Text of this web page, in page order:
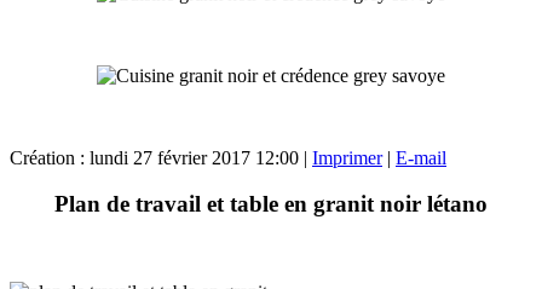
Création : lundi 27 février 2017 12:00 | Imprimer| E-mail
Plan de travail et table en granit noir létano